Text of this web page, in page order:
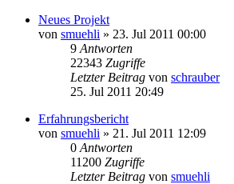
Neues Projekt
von smuehli » 23. Jul 2011 00:00
9 Antworten
22343 Zugriffe
Letzter Beitrag von schrauber
25. Jul 2011 20:49
Erfahrungsbericht
von smuehli » 21. Jul 2011 12:09
0 Antworten
11200 Zugriffe
Letzter Beitrag von smuehli